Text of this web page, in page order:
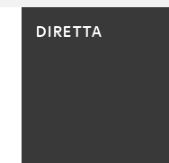
DIRETTA